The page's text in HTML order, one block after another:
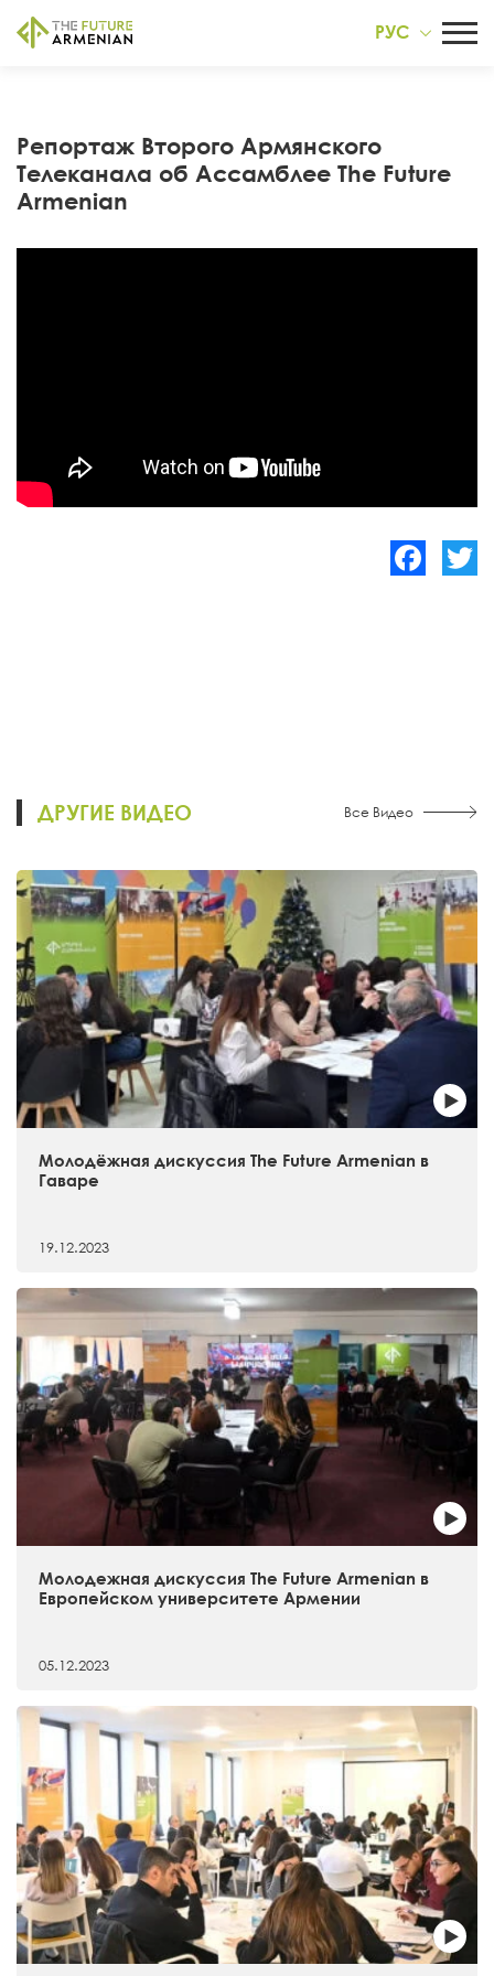
РУС
Репортаж Второго Армянского
Телеканала об Ассамблее The Future
Armenian
ДРУГИЕ ВИДЕО Все Видео
Молодёжная дискуссия The Future Armenian в
Гаваре
19.12.2023
Молодежная дискуссия The Future Armenian в
Европейском университете Армении
05.12.2023